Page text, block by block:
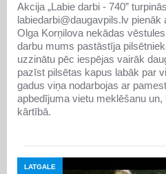
Akcija „Labie darbi - 740”
labiedarbi@daugavpils.lv
Olga Korņilova nekādas
darbu mums pastāstīja
uzzinātu pēc iespējas vairāk
pazīst pilsētas kapus labāk par
gadus viņa nodarbojas ar
apbedījuma vietu meklēšanu
kārtībā.
LATGALE